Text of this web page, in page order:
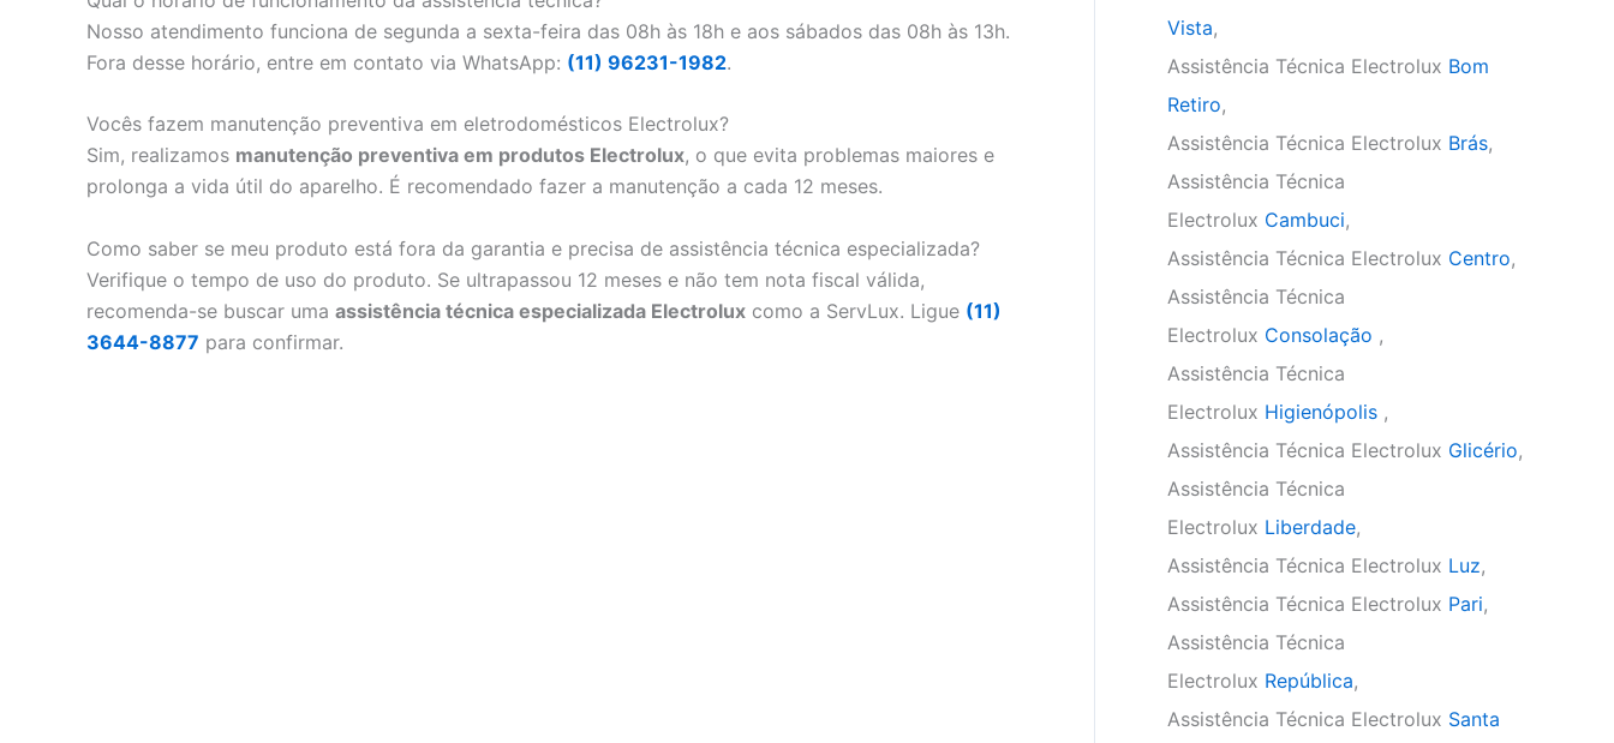
Nosso atendimento funciona de segunda a sexta-feira das 08h às 18h e aos sábados das 08h às 13h.
Fora desse horário, entre em contato via WhatsApp: (11) 96231-1982.
Vocês fazem manutenção preventiva em eletrodomésticos Electrolux?
Sim, realizamos manutenção preventiva em produtos Electrolux, o que evita problemas maiores e
prolonga a vida útil do aparelho. É recomendado fazer a manutenção a cada 12 meses.
Como saber se meu produto está fora da garantia e precisa de assistência técnica especializada?
Verifique o tempo de uso do produto. Se ultrapassou 12 meses e não tem nota fiscal válida,
recomenda-se buscar uma assistência técnica especializada Electrolux como a ServLux. Ligue (11)
3644-8877 para confirmar.
Vista,
Assistência Técnica Electrolux Bom
Retiro,
Assistência Técnica Electrolux Brás,
Assistência Técnica
Electrolux Cambuci,
Assistência Técnica Electrolux Centro,
Assistência Técnica
Electrolux Consolação ,
Assistência Técnica
Electrolux Higienópolis ,
Assistência Técnica Electrolux Glicério,
Assistência Técnica
Electrolux Liberdade,
Assistência Técnica Electrolux Luz,
Assistência Técnica Electrolux Pari,
Assistência Técnica
Electrolux República,
Assistência Técnica Electrolux Santa